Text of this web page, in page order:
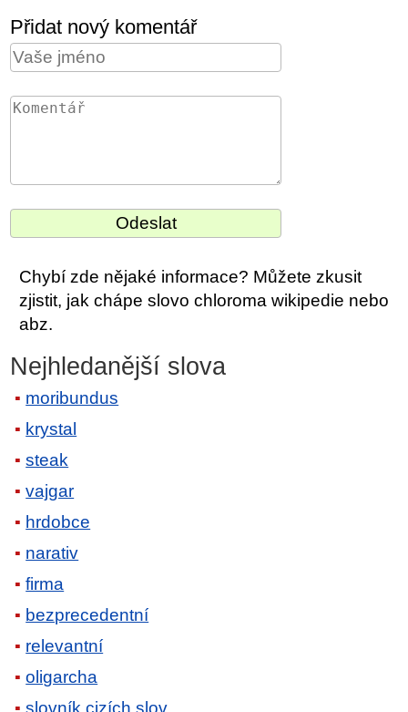
Přidat nový komentář
Chybí zde nějaké informace? Můžete zkusit
zjistit, jak chápe slovo chloroma wikipedie nebo
abz.
Nejhledanější slova
moribundus
krystal
steak
vajgar
hrdobce
narativ
firma
bezprecedentní
relevantní
oligarcha